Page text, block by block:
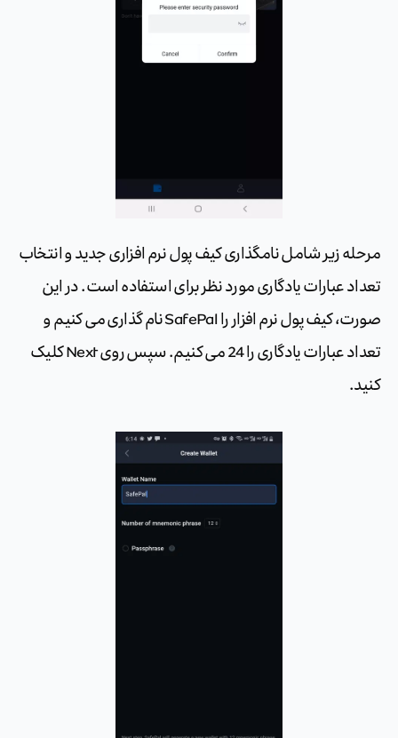
مرحله زیر شامل نامگذاری کیف پول نرم افزاری جدید و انتخاب
تعداد عبارات یادگاری مورد نظر برای استفاده است. در این
صورت، کیف پول نرم افزار را SafePal نام گذاری می کنیم و
تعداد عبارات یادگاری را 24 می کنیم. سپس روی Next کلیک
کنید.